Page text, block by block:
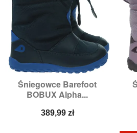
Śniegowce Barefoot
BOBUX Alpha...
Cena
389,99 zł